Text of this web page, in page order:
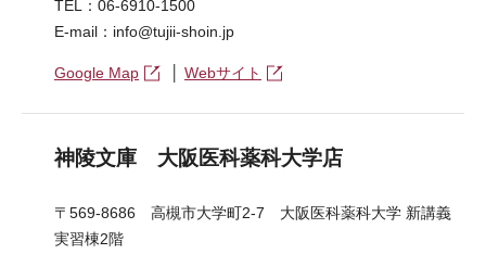
TEL：06-6910-1500
E-mail：info@tujii-shoin.jp
Google Map Webサイト
神陵文庫 大阪医科薬科大学店
〒569-8686 高槻市大学町2-7 大阪医科薬科大学 新講義
実習棟2階